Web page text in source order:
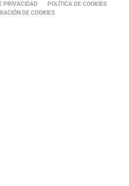
PRIVACIDAD
POLÍTICA DE COOKIES
DE COOKIES